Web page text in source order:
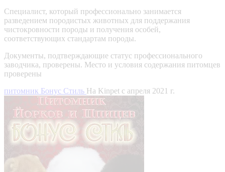
Специалист, который профессионально занимается
разведением породистых животных для поддержания
чистокровности породы и получения особей,
соответствующих стандартам породы.
Документы, подтверждающие статус профессионального
заводчика, проверены. Место и условия содержания питомцев
проверены
питомник Бонус Стиль На Kinpet c апреля 2021 г.